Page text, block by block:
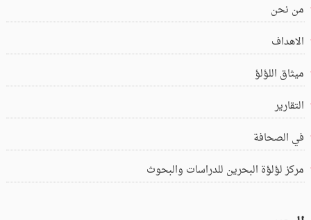
من نحن
الاهداف
ميثاق اللؤلؤ
التقارير
في الصحافة
مركز لؤلؤة البحرين للدراسات والبحوث